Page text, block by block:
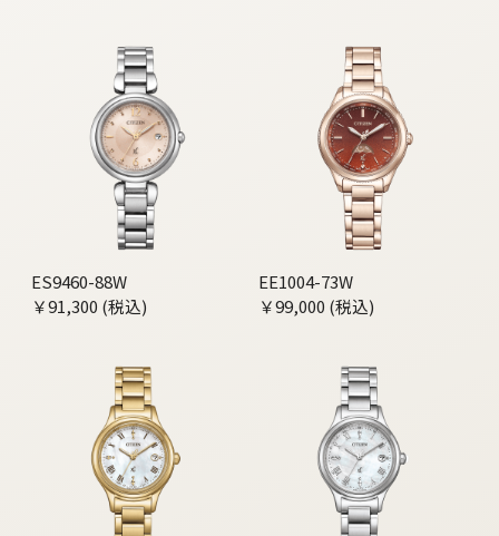
ES9460-88W
￥91,300 (税込)
EE1004-73W
￥99,000 (税込)